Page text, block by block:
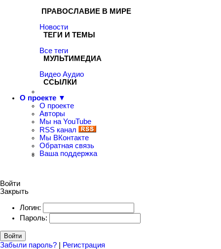
ПРАВОСЛАВИЕ В МИРЕ
Новости
ТЕГИ И ТЕМЫ
Все теги
МУЛЬТИМЕДИА
Видео Аудио
ССЫЛКИ
О проекте ▼
О проекте
Авторы
Мы на YouTube
RSS канал
Мы ВКонтакте
Обратная связь
Ваша поддержка
Войти
Закрыть
Логин:
Пароль:
Войти
Забыли пароль? | Регистрация